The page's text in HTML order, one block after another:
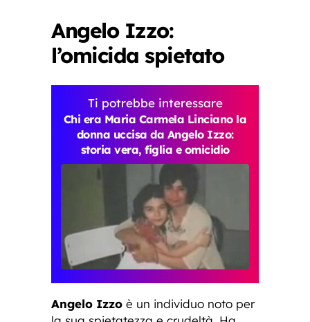
Angelo Izzo:
l’omicida spietato
Ti potrebbe interessare
Chi era Maria Carmela Linciano la
donna uccisa da Angelo Izzo:
storia vera, figlia e omicidio
Angelo Izzo è un individuo noto per